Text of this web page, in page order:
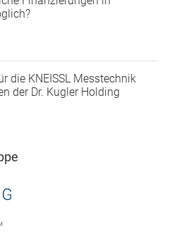
die KNEISSL Messtechnik
der Dr. Kugler Holding